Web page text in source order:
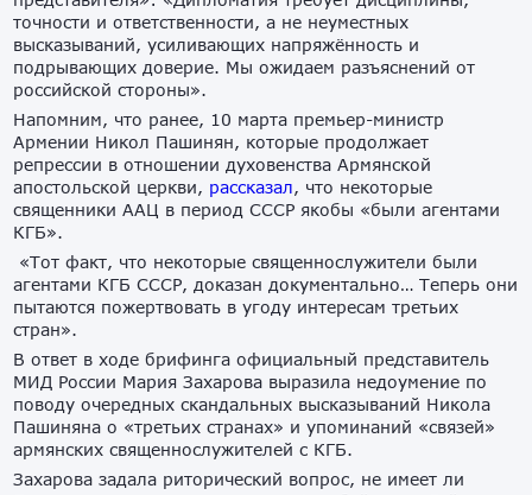
точности и ответственности, а не неуместных
высказываний, усиливающих напряжённость и
подрывающих доверие. Мы ожидаем разъяснений от
российской стороны».
Напомним, что ранее, 10 марта премьер-министр
Армении Никол Пашинян, которые продолжает
репрессии в отношении духовенства Армянской
апостольской церкви, рассказал, что некоторые
священники ААЦ в период СССР якобы «были агентами
КГБ».
«Тот факт, что некоторые священнослужители были
агентами КГБ СССР, доказан документально… Теперь они
пытаются пожертвовать в угоду интересам третьих
стран».
В ответ в ходе брифинга официальный представитель
МИД России Мария Захарова выразила недоумение по
поводу очередных скандальных высказываний Никола
Пашиняна о «третьих странах» и упоминаний «связей»
армянских священнослужителей с КГБ.
Захарова задала риторический вопрос, не имеет ли